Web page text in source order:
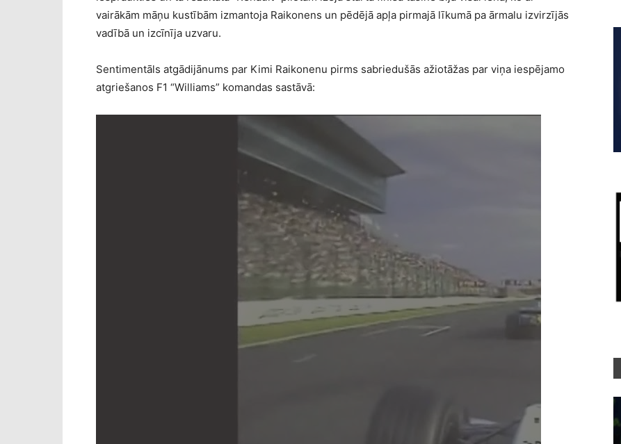
vairākām māņu kustībām izmantoja Raikonens un pēdējā apļa pirmajā līkumā pa ārmalu izvirzījās
vadībā un izcīnīja uzvaru.
Sentimentāls atgādijānums par Kimi Raikonenu pirms sabriedušās ažiotāžas par viņa iespējamo
atgriešanos F1 “Williams” komandas sastāvā: